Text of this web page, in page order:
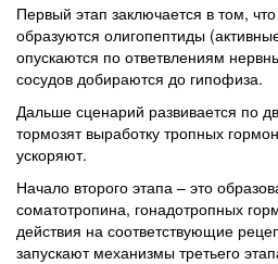
Первый этап заключается в том,
образуются олигопептиды
опускаются по ответвлениям
сосудов добираются до гипофиза.
Дальше сценарий развивается по
тормозят выработку тропных
ускоряют.
Начало второго этапа – это
соматотропина, гонадотропных
действия на соответствующие
запускают механизмы третьего